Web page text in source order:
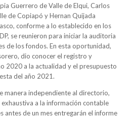
Guerrero de Valle de Elqui, Carlos
de Copiapó y Hernan Quijada
conforme a lo establecido en los
se reunieron para iniciar la auditoria
de los fondos. En esta oportunidad,
dio conocer el registro y
2020 a la actualidad y el presupuesto
del año 2021.
manera independiente al directorio,
a la información contable
antes de un mes entregarán el informe